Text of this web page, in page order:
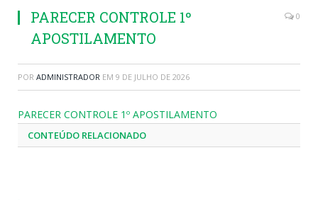
PARECER CONTROLE 1º
APOSTILAMENTO
0
POR ADMINISTRADOR EM 9 DE JULHO DE 2026
PARECER CONTROLE 1º APOSTILAMENTO
CONTEÚDO RELACIONADO